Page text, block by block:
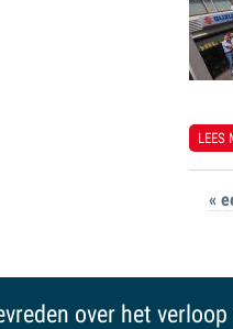
LEES
«
van VARI!
is een fijne zaak: